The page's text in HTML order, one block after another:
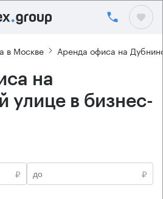
в Москве Аренда офиса на
на
улице в бизнес-
₽
₽